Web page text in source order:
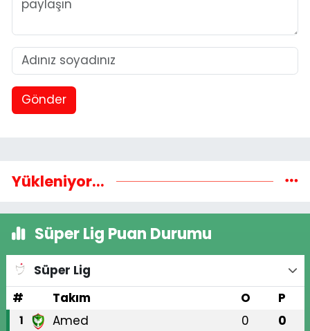
Gönder
Yükleniyor...
Süper Lig Puan Durumu
Süper Lig
#
Takım O P
1 Amed 0 0